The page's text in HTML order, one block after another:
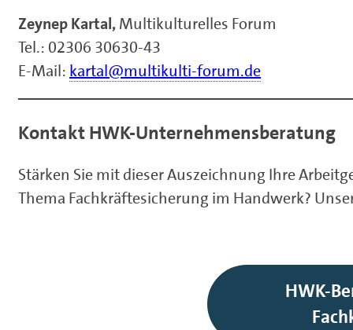
Zeynep Kartal,Multikulturelles Forum
Tel.: 02306 30630-43
E-Mail: kartal@multikulti-forum.de
Kontakt HWK-Unternehmensberatung
Stärken Sie mit dieser Auszeichnung Ihre
Thema Fachkräftesicherung im Handwerk?
HWK-